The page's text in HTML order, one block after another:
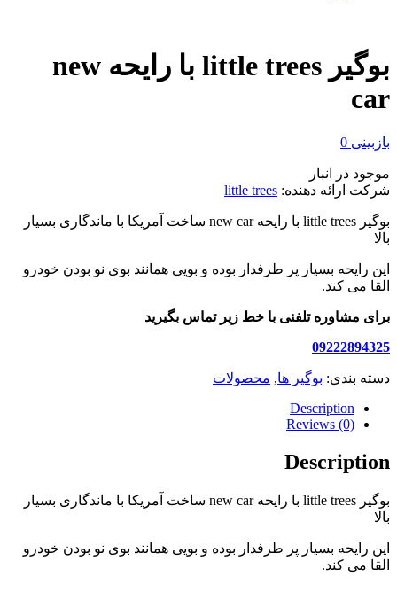
بوگیر little trees با رایحه new
car
بازبینی 0
موجود در انبار
شرکت ارائه دهنده: little trees
بوگیر little trees با رایحه new car ساخت آمریکا با ماندگاری بسیار
بالا
این رایحه بسیار پر طرفدار بوده و بویی همانند بوی نو بودن خودرو
القا می کند.
برای مشاوره تلفنی با خط زیر تماس بگیرید
09222894325
دسته بندی: بوگیر ها, محصولات
Description
Reviews (0)
Description
بوگیر little trees با رایحه new car ساخت آمریکا با ماندگاری بسیار
بالا
این رایحه بسیار پر طرفدار بوده و بویی همانند بوی نو بودن خودرو
القا می کند.